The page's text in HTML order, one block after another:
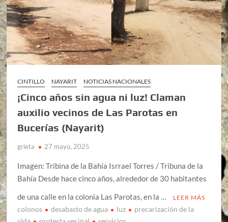
CINTILLO NAYARIT NOTICIAS NACIONALES
¡Cinco años sin agua ni luz! Claman
auxilio vecinos de Las Parotas en
Bucerías (Nayarit)
grieta 27 mayo, 2025
Imagen: Tribina de la Bahía Isrrael Torres / Tribuna de la
Bahía Desde hace cinco años, alrededor de 30 habitantes
de una calle en la colonia Las Parotas, en la …
LEER MÁS
colonos desabasto de agua luz
precarización de la